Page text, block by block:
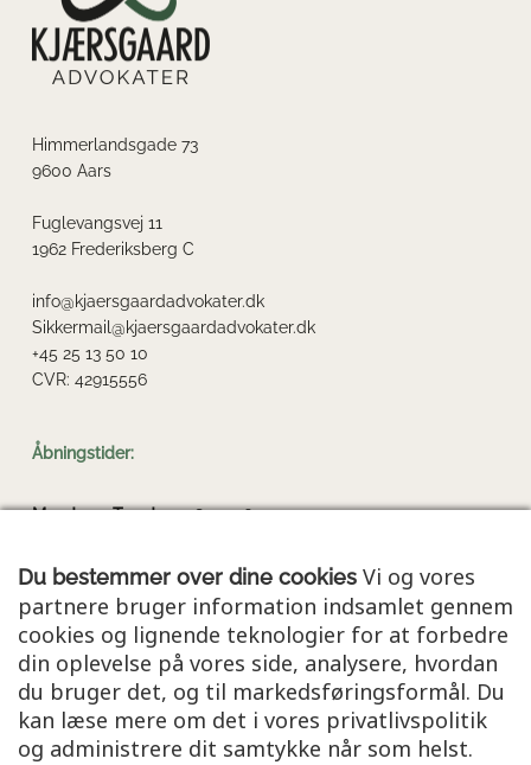
Himmerlandsgade 73
9600 Aars
Fuglevangsvej 11
1962 Frederiksberg C
info@kjaersgaardadvokater.dk
Sikkermail@kjaersgaardadvokater.dk
+45 25 13 50 10
CVR: 42915556
Åbningstider:
Mandag - Torsdag:08.00-16.00
Lørdag - Søndag:
Information
Kontooplysninger:
Reg. nr. 9070 - Konto nr. 9210172308
Cookie- og privatlivspolitik
Du bestemmer over dine cookies Vi og vores
partnere bruger information indsamlet gennem
cookies og lignende teknologier for at forbedre
din oplevelse på vores side, analysere, hvordan
du bruger det, og til markedsføringsformål. Du
kan læse mere om det i vores privatlivspolitik
og administrere dit samtykke når som helst.